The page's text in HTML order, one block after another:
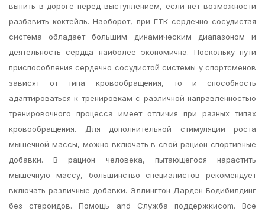
выпить в дороге перед выступлением, если нет возможности
разбавить коктейль. Наоборот, при ГТК сердечно сосудистая
система обладает большим динамическим диапазоном и
деятельность сердца наиболее экономична. Поскольку пути
приспособления сердечно сосудистой системы у спортсменов
зависят от типа кровообращения, то и способность
адаптироваться к тренировкам с различной направленностью
тренировочного процесса имеет отличия при разных типах
кровообращения. Для дополнительной стимуляции роста
мышечной массы, можно включать в свой рацион спортивные
добавки. В рацион человека, пытающегося нарастить
мышечную массу, большинство специалистов рекомендует
включать различные добавки. Эллингтон Дарден Бодибилдинг
без стероидов. Помощь and Служба поддержкиcom. Все